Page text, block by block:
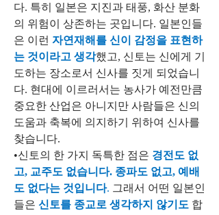
다. 특히 일본은 지진과 태풍, 화산 분화
의 위험이 상존하는 곳입니다. 일본인들
은 이런 자연재해를 신이 감정을 표현하
는 것이라고 생각했고, 신토는 신에게 기
도하는 장소로서 신사를 짓게 되었습니
다. 현대에 이르러서는 농사가 예전만큼
중요한 산업은 아니지만 사람들은 신의
도움과 축복에 의지하기 위하여 신사를
찾습니다.
•신토의 한 가지 독특한 점은 경전도 없
고, 교주도 없습니다. 종파도 없고, 예배
도 없다는 것입니다. 그래서 어떤 일본인
들은 신토를 종교로 생각하지 않기도 합